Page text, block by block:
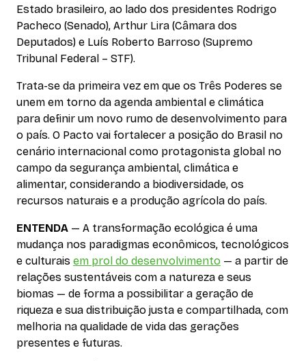
Estado brasileiro, ao lado dos presidentes Rodrigo
Pacheco (Senado), Arthur Lira (Câmara dos
Deputados) e Luís Roberto Barroso (Supremo
Tribunal Federal – STF).
Trata-se da primeira vez em que os Três Poderes se
unem em torno da agenda ambiental e climática
para definir um novo rumo de desenvolvimento para
o país. O Pacto vai fortalecer a posição do Brasil no
cenário internacional como protagonista global no
campo da segurança ambiental, climática e
alimentar, considerando a biodiversidade, os
recursos naturais e a produção agrícola do país.
ENTENDA — A transformação ecológica é uma
mudança nos paradigmas econômicos, tecnológicos
e culturais em prol do desenvolvimento — a partir de
relações sustentáveis com a natureza e seus
biomas — de forma a possibilitar a geração de
riqueza e sua distribuição justa e compartilhada, com
melhoria na qualidade de vida das gerações
presentes e futuras.